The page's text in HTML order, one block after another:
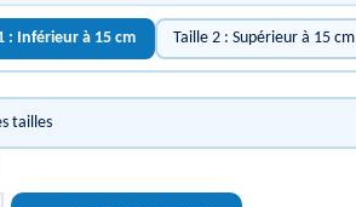
: Inférieur à 15 cm Taille 2 : Supérieur à 15 cm
tailles